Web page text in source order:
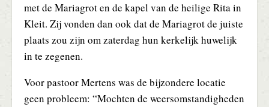
met de Mariagrot en de kapel van de heilige Rita in
Kleit. Zij vonden dan ook dat de Mariagrot de juiste
plaats zou zijn om zaterdag hun kerkelijk huwelijk
in te zegenen.
Voor pastoor Mertens was de bijzondere locatie
geen probleem: “Mochten de weersomstandigheden